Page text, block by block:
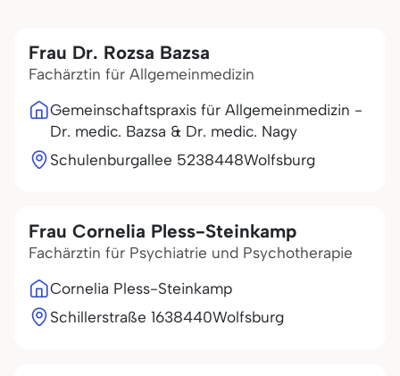
Frau Dr. Rozsa Bazsa
Fachärztin für Allgemeinmedizin
Gemeinschaftspraxis für Allgemeinmedizin -
Dr. medic. Bazsa & Dr. medic. Nagy
Schulenburgallee 5238448Wolfsburg
Frau Cornelia Pless-Steinkamp
Fachärztin für Psychiatrie und Psychotherapie
Cornelia Pless-Steinkamp
Schillerstraße 1638440Wolfsburg